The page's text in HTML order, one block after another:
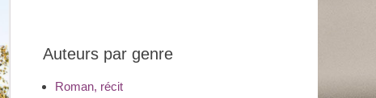
Auteurs par genre
Roman, récit